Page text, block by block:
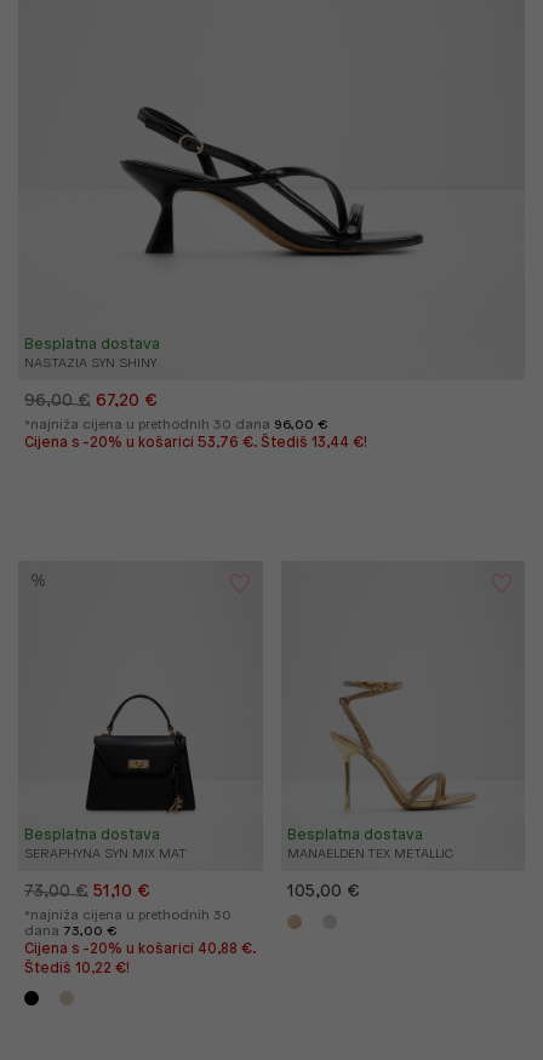
NASTAZIA SYN SHINY
Besplatna dostava
96,00 € 67,20 €
*najniža cijena u prethodnih 30 dana 96,00 €
Cijena s -20% u košarici 53,76 €. Štediš 13,44 €!
SERAPHYNA SYN MIX MAT
Besplatna dostava
%
73,00 € 51,10 €
*najniža cijena u prethodnih 30
dana 73,00 €
Cijena s -20% u košarici 40,88 €.
Štediš 10,22 €!
MANAELDEN TEX METALLIC
Besplatna dostava
105,00 €